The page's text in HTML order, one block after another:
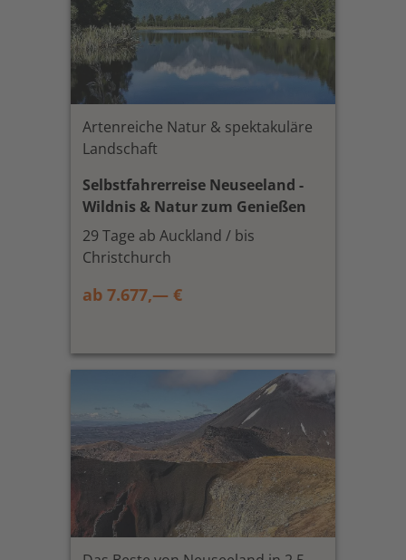
Artenreiche Natur & spektakuläre
Landschaft
Selbstfahrerreise Neuseeland -
Wildnis & Natur zum Genießen
29 Tage ab Auckland / bis
Christchurch
ab 7.677,— €